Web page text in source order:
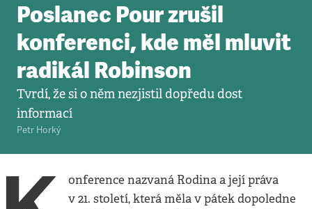
Poslanec Pour zrušil
konferenci, kde měl mluvit
radikál Robinson
Tvrdí, že si o něm nezjistil dopředu dost
informací
Petr Horký
onference nazvaná Rodina a její práva
v 21. století, která měla v pátek dopoledne